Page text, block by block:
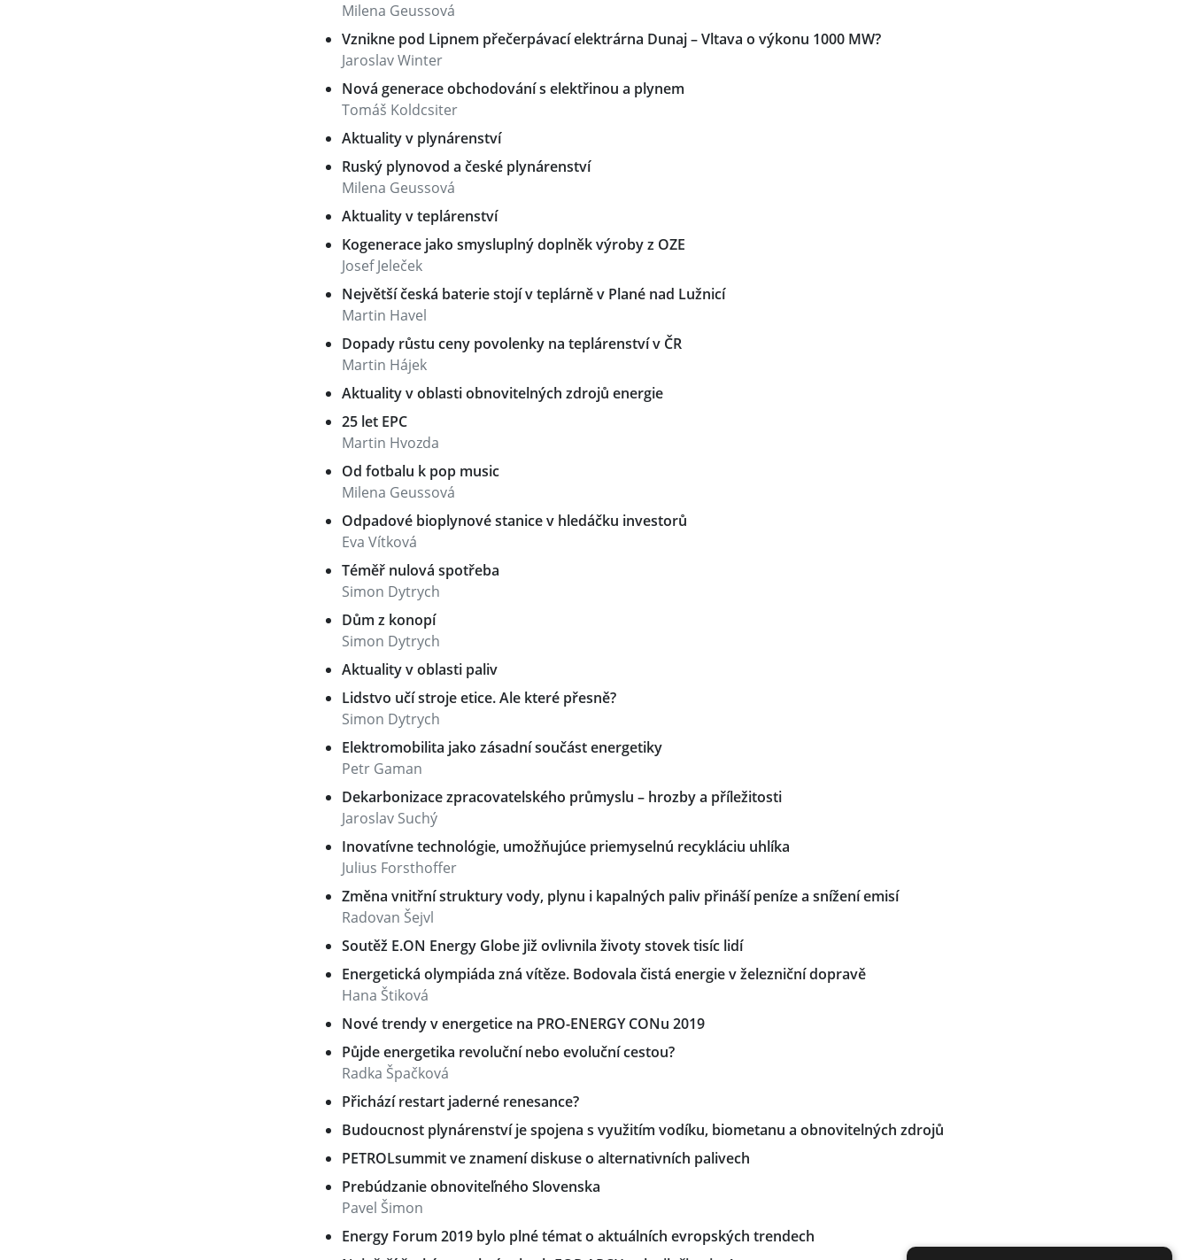
Milena Geussová
Vznikne pod Lipnem přečerpávací elektrárna Dunaj – Vltava o výkonu 1000 MW?
Jaroslav Winter
Nová generace obchodování s elektřinou a plynem
Tomáš Koldcsiter
Aktuality v plynárenství
Ruský plynovod a české plynárenství
Milena Geussová
Aktuality v teplárenství
Kogenerace jako smysluplný doplněk výroby z OZE
Josef Jeleček
Největší česká baterie stojí v teplárně v Plané nad Lužnicí
Martin Havel
Dopady růstu ceny povolenky na teplárenství v ČR
Martin Hájek
Aktuality v oblasti obnovitelných zdrojů energie
25 let EPC
Martin Hvozda
Od fotbalu k pop music
Milena Geussová
Odpadové bioplynové stanice v hledáčku investorů
Eva Vítková
Téměř nulová spotřeba
Simon Dytrych
Dům z konopí
Simon Dytrych
Aktuality v oblasti paliv
Lidstvo učí stroje etice. Ale které přesně?
Simon Dytrych
Elektromobilita jako zásadní součást energetiky
Petr Gaman
Dekarbonizace zpracovatelského průmyslu – hrozby a příležitosti
Jaroslav Suchý
Inovatívne technológie, umožňujúce priemyselnú recykláciu uhlíka
Julius Forsthoffer
Změna vnitřní struktury vody, plynu i kapalných paliv přináší peníze a snížení emisí
Radovan Šejvl
Soutěž E.ON Energy Globe již ovlivnila životy stovek tisíc lidí
Energetická olympiáda zná vítěze. Bodovala čistá energie v železniční dopravě
Hana Štiková
Nové trendy v energetice na PRO-ENERGY CONu 2019
Půjde energetika revoluční nebo evoluční cestou?
Radka Špačková
Přichází restart jaderné renesance?
Budoucnost plynárenství je spojena s využitím vodíku, biometanu a obnovitelných zdrojů
PETROLsummit ve znamení diskuse o alternativních palivech
Prebúdzanie obnoviteľného Slovenska
Pavel Šimon
Energy Forum 2019 bylo plné témat o aktuálních evropských trendech